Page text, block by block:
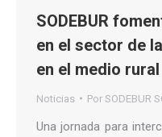
SODEBUR
en el sector de
en el medio rural
Noticias Por SODEBUR
Una jornada para